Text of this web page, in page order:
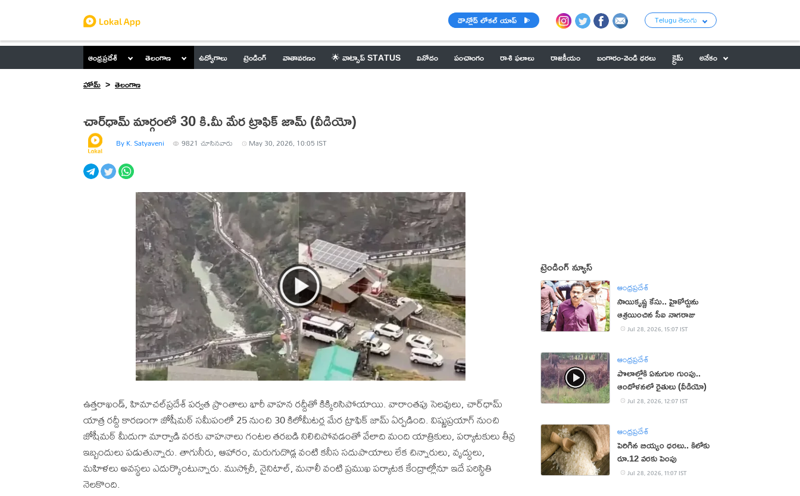
డౌన్లోడ్ లోకల్ యాప్ Telugu తెలుగు
ఆంధ్రప్రదేశ్ తెలంగాణ ఉద్యోగాలు ట్రెండింగ్ వాతావరణం 🌟 వాట్సాప్ STATUS వినోదం పంచాంగం రాశి ఫలాలు రాజకీయం బంగారం-వెండి ధరలు క్రైమ్
అనేకం
హోమ్
తెలంగాణ
చార్‌ధామ్ మార్గంలో 30 కి.మీ మేర ట్రాఫిక్ జామ్ (వీడియో)
By K. Satyaveni 9821 చూసినవారు May 30, 2026, 10:05 IST
ఉత్తరాఖండ్, హిమాచల్‌ప్రదేశ్ పర్వత ప్రాంతాలు భారీ వాహన రద్దీతో కిక్కిరిసిపోయాయి. వారాంతపు సెలవులు, చార్‌ధామ్
యాత్ర రద్దీ కారణంగా జోషీమఠ్ సమీపంలో 25 నుంచి 30 కిలోమీటర్ల మేర ట్రాఫిక్ జామ్ ఏర్పడింది. విష్ణుప్రయాగ్ నుంచి
జోషీమఠ్ మీదుగా మార్వాడి వరకు వాహనాలు గంటల తరబడి నిలిచిపోవడంతో వేలాది మంది యాత్రికులు, పర్యాటకులు తీవ్ర
ఇబ్బందులు పడుతున్నారు. తాగునీరు, ఆహారం, మరుగుదొడ్ల వంటి కనీస సదుపాయాలు లేక చిన్నారులు, వృద్ధులు,
మహిళలు అవస్థలు ఎదుర్కొంటున్నారు. ముస్సోరీ, నైనిటాల్, మనాలీ వంటి ప్రముఖ పర్యాటక కేంద్రాల్లోనూ ఇదే పరిస్థితి
నెలకొంది.
ట్రెండింగ్ న్యూస్
ఆంధ్రప్రదేశ్
సాయికృష్ణ కేసు.. హైకోర్టును
ఆశ్రయించిన సీఐ నాగరాజు
Jul 28, 2026, 15:07 IST
ఆంధ్రప్రదేశ్
పొలాల్లోకి ఏనుగుల గుంపు..
ఆందోళనలో రైతులు (వీడియో)
Jul 28, 2026, 12:07 IST
ఆంధ్రప్రదేశ్
పెరిగిన బియ్యం ధరలు.. కిలోకు
రూ.12 వరకు పెంపు
Jul 28, 2026, 11:07 IST